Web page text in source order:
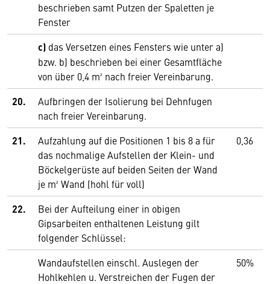
beschrieben samt Putzen der Spaletten je
Fenster
c) das Versetzen eines Fensters wie unter a)
bzw. b) beschrieben bei einer Gesamtfläche
von über 0,4 m² nach freier Vereinbarung.
20.
Aufbringen der Isolierung bei Dehnfugen
nach freier Vereinbarung.
21.
Aufzahlung auf die Positionen 1 bis 8 a für
das nochmalige Aufstellen der Klein- und
Böckelgerüste auf beiden Seiten der Wand
je m² Wand (hohl für voll)
0,36
22.
Bei der Aufteilung einer in obigen
Gipsarbeiten enthaltenen Leistung gilt
folgender Schlüssel:
Wandaufstellen einschl. Auslegen der
Hohlkehlen u. Verstreichen der Fugen der
50%